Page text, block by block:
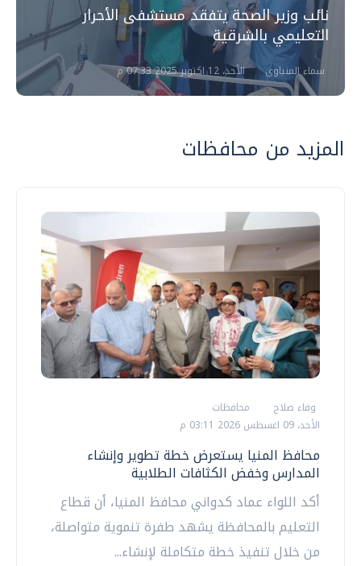
نائب وزير الصحة يتفقد مستشفى الأحرار
التعليمي بالشرقية
سماء المنياوي الأحد، 12 اكتوبر 2025 07:33 م
المزيد من محافظات
وفاء صلاح
محافظات
الأحد، 09 اغسطس 2026 03:11 م
محافظ المنيا يستعرض خطة تطوير وإنشاء
المدارس وخفض الكثافات الطلابية
أكد اللواء عماد كدواني محافظ المنيا، أن قطاع
التعليم بالمحافظة يشهد طفرة تنموية متواصلة،
من خلال تنفيذ خطة متكاملة لإنشاء...